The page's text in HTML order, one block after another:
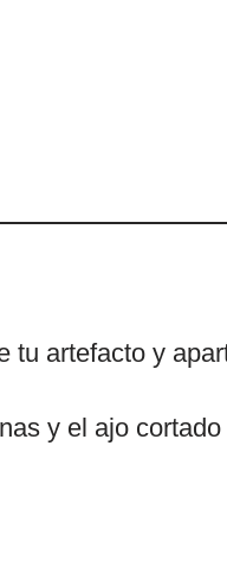
tu artefacto y
y el ajo cortado